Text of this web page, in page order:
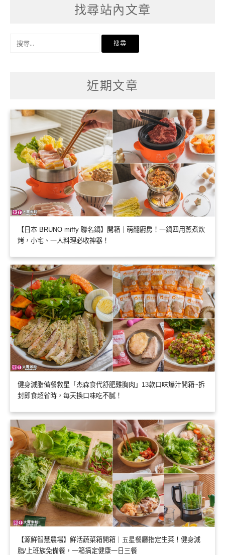
找尋站內文章
近期文章
【日本 BRUNO miffy 聯名鍋】開箱｜萌翻廚房！一鍋四用蒸煮炊
烤，小宅、一人料理必收神器！
健身減脂備餐救星「杰森食代舒肥雞胸肉」13款口味爆汁開箱~拆
封即食超省時，每天換口味吃不膩！
【源鮮智慧農場】鮮活蔬菜箱開箱｜五星餐廳指定生菜！健身減
脂/上班族免備餐，一箱搞定健康一日三餐